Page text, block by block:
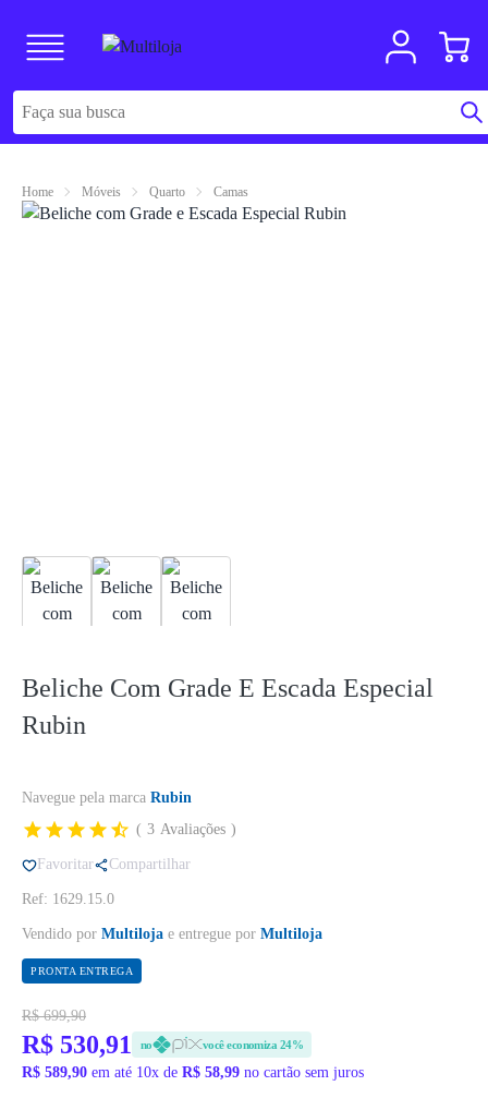
Home Móveis Quarto Camas
Beliche Com Grade E Escada Especial
Rubin
Navegue pela marca Rubin
3 Avaliações
Favoritar Compartilhar
Ref: 1629.15.0
Vendido por Multiloja e entregue por Multiloja
PRONTA ENTREGA
R$ 699,90
R$ 530,91 no você economiza 24%
R$ 589,90 em até 10x de R$ 58,99 no cartão sem juros